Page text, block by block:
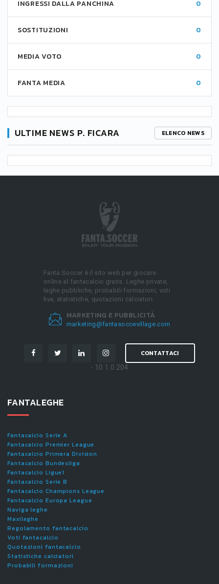
INGRESSI DALLA PANCHINA 0
SOSTITUZIONI 0
MEDIA VOTO 0
FANTA MEDIA 0
ULTIME NEWS P. FICARA ELENCO NEWS
Fanta.Soccer è il sito web per giocare
online al fantacalcio gratis. Leghe private,
leghe pubbliche, probabili formazioni, voti
live, statistiche, quotazioni calciatori.
MARKETING E PUBBLICITÀ
marketing@fantasoccevillage.com
CONTATTACI
- 10.1.0.204
FANTALEGHE
Fantacalcio Serie A
Fantacalcio Premier League
Fantacalcio Primera Division
Fantacalcio Bundesliga
Fantacalcio Ligue1
Fantacalcio Serie B
Fantacalcio Champions League
Fantacalcio Europa League
Naviga leghe
Maxileghe
Regolamento fantacalcio
Voti fantacalcio
Quotazioni fantacalcio
Statistiche calciatori
Probabili formazioni